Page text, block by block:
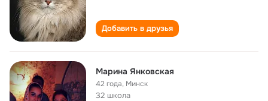
Добавить в друзья
Марина Янковская
42 года, Минск
32 школа